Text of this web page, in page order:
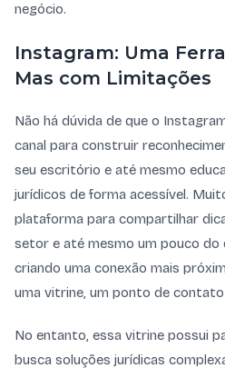
negócio.
Instagram: Uma
Mas com Limitações
Não há dúvida de que o
canal para construir
seu escritório e até mesmo
jurídicos de forma acessível.
plataforma para compartilhar
setor e até mesmo um pouco do
criando uma conexão mais
uma vitrine, um ponto de contato
No entanto, essa vitrine possui
busca soluções jurídicas